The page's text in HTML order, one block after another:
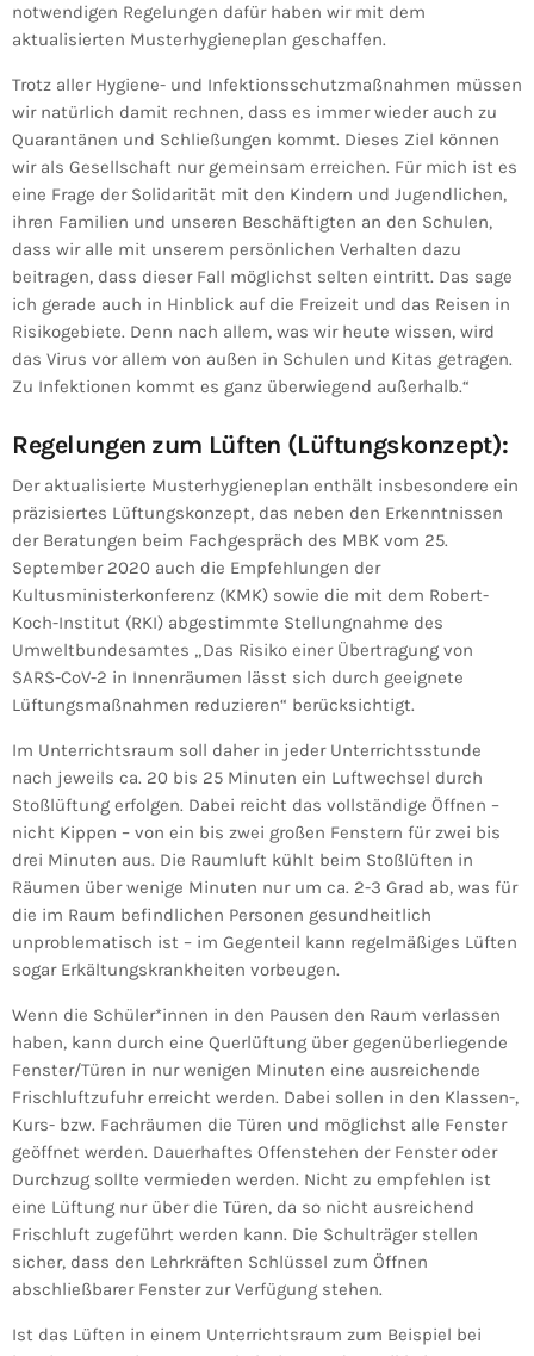
notwendigen Regelungen dafür haben wir mit dem
aktualisierten Musterhygieneplan geschaffen.
Trotz aller Hygiene- und Infektionsschutzmaßnahmen müssen
wir natürlich damit rechnen, dass es immer wieder auch zu
Quarantänen und Schließungen kommt. Dieses Ziel können
wir als Gesellschaft nur gemeinsam erreichen. Für mich ist es
eine Frage der Solidarität mit den Kindern und Jugendlichen,
ihren Familien und unseren Beschäftigten an den Schulen,
dass wir alle mit unserem persönlichen Verhalten dazu
beitragen, dass dieser Fall möglichst selten eintritt. Das sage
ich gerade auch in Hinblick auf die Freizeit und das Reisen in
Risikogebiete. Denn nach allem, was wir heute wissen, wird
das Virus vor allem von außen in Schulen und Kitas getragen.
Zu Infektionen kommt es ganz überwiegend außerhalb.“
Regelungen zum Lüften (Lüftungskonzept):
Der aktualisierte Musterhygieneplan enthält insbesondere ein
präzisiertes Lüftungskonzept, das neben den Erkenntnissen
der Beratungen beim Fachgespräch des MBK vom 25.
September 2020 auch die Empfehlungen der
Kultusministerkonferenz (KMK) sowie die mit dem Robert-
Koch-Institut (RKI) abgestimmte Stellungnahme des
Umweltbundesamtes „Das Risiko einer Übertragung von
SARS-CoV-2 in Innenräumen lässt sich durch geeignete
Lüftungsmaßnahmen reduzieren“ berücksichtigt.
Im Unterrichtsraum soll daher in jeder Unterrichtsstunde
nach jeweils ca. 20 bis 25 Minuten ein Luftwechsel durch
Stoßlüftung erfolgen. Dabei reicht das vollständige Öffnen –
nicht Kippen – von ein bis zwei großen Fenstern für zwei bis
drei Minuten aus. Die Raumluft kühlt beim Stoßlüften in
Räumen über wenige Minuten nur um ca. 2-3 Grad ab, was für
die im Raum befindlichen Personen gesundheitlich
unproblematisch ist – im Gegenteil kann regelmäßiges Lüften
sogar Erkältungskrankheiten vorbeugen.
Wenn die Schüler*innen in den Pausen den Raum verlassen
haben, kann durch eine Querlüftung über gegenüberliegende
Fenster/Türen in nur wenigen Minuten eine ausreichende
Frischluftzufuhr erreicht werden. Dabei sollen in den Klassen-,
Kurs- bzw. Fachräumen die Türen und möglichst alle Fenster
geöffnet werden. Dauerhaftes Offenstehen der Fenster oder
Durchzug sollte vermieden werden. Nicht zu empfehlen ist
eine Lüftung nur über die Türen, da so nicht ausreichend
Frischluft zugeführt werden kann. Die Schulträger stellen
sicher, dass den Lehrkräften Schlüssel zum Öffnen
abschließbarer Fenster zur Verfügung stehen.
Ist das Lüften in einem Unterrichtsraum zum Beispiel bei